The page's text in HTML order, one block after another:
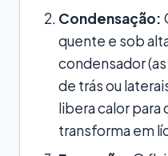
Condensação:
quente e sob
condensador
de trás ou
libera calor para
transforma em